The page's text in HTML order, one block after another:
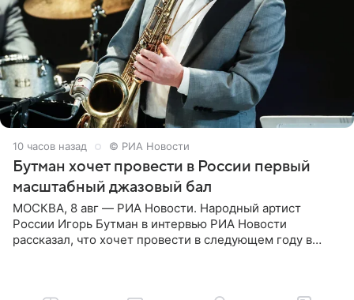
10 часов назад © РИА Новости
Бутман хочет провести в России первый
масштабный джазовый бал
МОСКВА, 8 авг — РИА Новости. Народный артист
России Игорь Бутман в интервью РИА Новости
рассказал, что хочет провести в следующем году в